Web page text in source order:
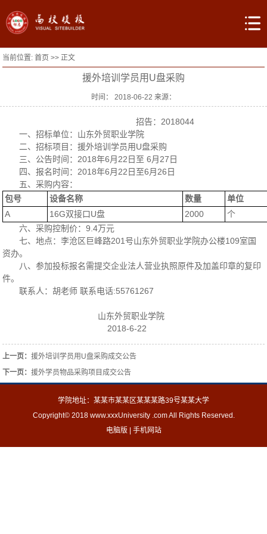
当前位置:首页 >> 正文
援外培训学员用U盘采购
时间： 2018-06-22 来源：
招告：2018044
一、招标单位：山东外贸职业学院
二、招标项目：援外培训学员用U盘采购
三、公告时间：2018年6月22日至 6月27日
四、报名时间：2018年6月22日至6月26日
五、采购内容：
包号
设备名称 数量
单位
A
16G双接口U盘 2000
个
六、采购控制价：9.4万元
七、地点：李沧区巨峰路201号山东外贸职业学院办公楼109室国
资办。
八、参加投标报名需提交企业法人营业执照原件及加盖印章的复印
件。
联系人：胡老师 联系电话:55761267
山东外贸职业学院
2018-6-22
上一页：援外培训学员用U盘采购成交公告
下一页：援外学员物品采购项目成交公告
学院地址：某某市某某区某某某路39号某某大学
Copyright© 2018 www.xxxUniversity .com All Rights Reserved.
电脑版
手机网站